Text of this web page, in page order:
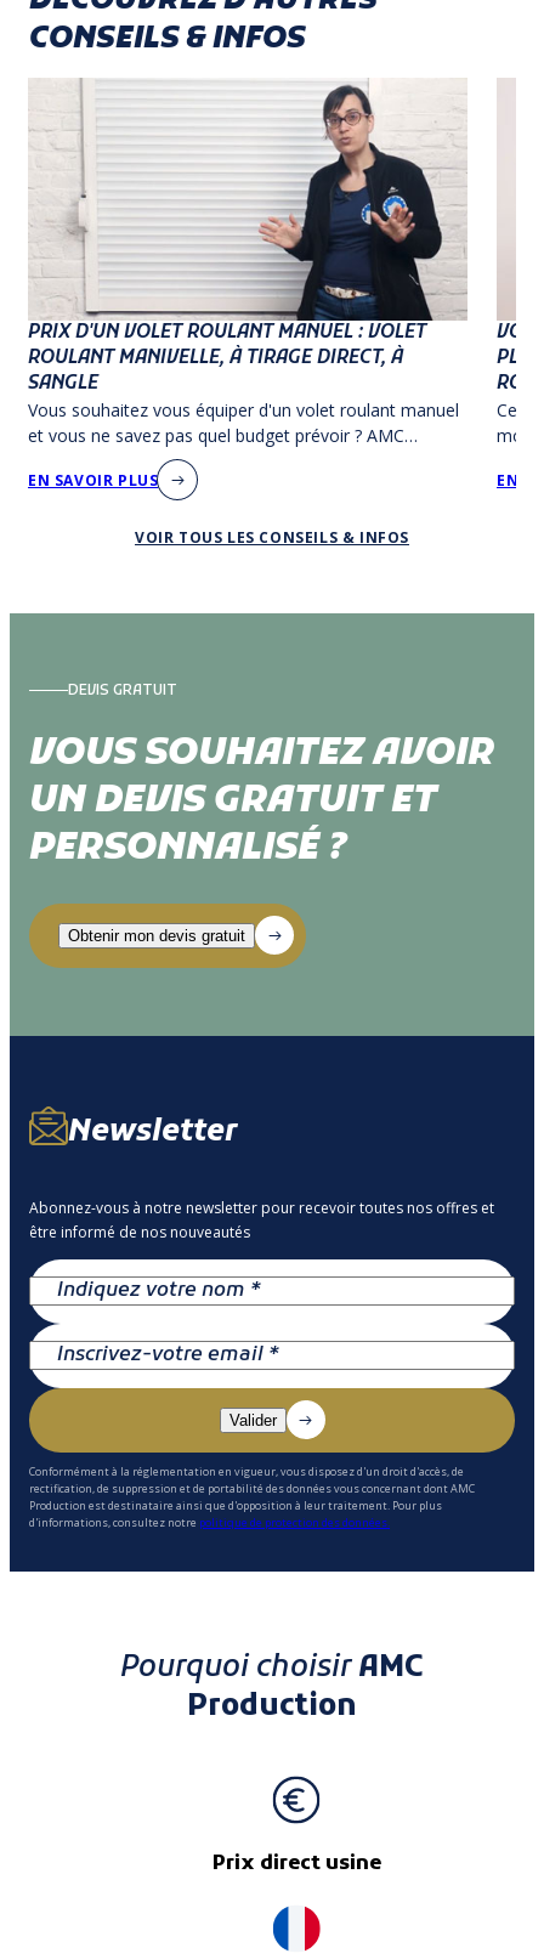
CONSEILS & INFOS
PRIX D'UN VOLET ROULANT MANUEL : VOLET
ROULANT MANIVELLE, À TIRAGE DIRECT, À
SANGLE
Vous souhaitez vous équiper d'un volet roulant manuel
et vous ne savez pas quel budget prévoir ? AMC
Production vous explique en vidéo combien coûte un
volet roulant à manivelle, combien coûte un volet
EN SAVOIR PLUS
Cette
EN
VOIR TOUS LES CONSEILS & INFOS
DEVIS GRATUIT
VOUS SOUHAITEZ AVOIR
UN DEVIS GRATUIT ET
PERSONNALISÉ ?
Newsletter
Abonnez-vous à notre newsletter pour recevoir toutes nos offres et
être informé de nos nouveautés
Conformément à la réglementation en vigueur, vous disposez d'un droit d'accès, de
rectification, de suppression et de portabilité des données vous concernant dont AMC
Production est destinataire ainsi que d'opposition à leur traitement. Pour plus
d'informations, consultez notre politique de protection des données.
Pourquoi choisirAMC
Production
Prix direct usine